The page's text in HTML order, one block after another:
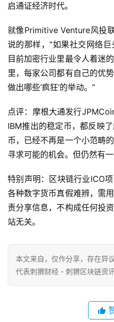
启通证经济时代。
就像Primitive Venture风投
说的那样，“如果社交网络
目前加密行业里最令人着迷
里，每家公司都有自己的优
做出哪些‘疯狂’的举动。”
点评：摩根大通发行
IBM推出的稳定币，都反映
币，已经不再是一个小范畴
寻求可能的机会。但仍然有一
特别声明：区块链行业ICO
各种数字货币真假难辨，需
责分享信息，不构成任何投
站无关。
本文来自 ，仅作分享，存在异
代表刺猬财经 - 刺猬区块链资讯